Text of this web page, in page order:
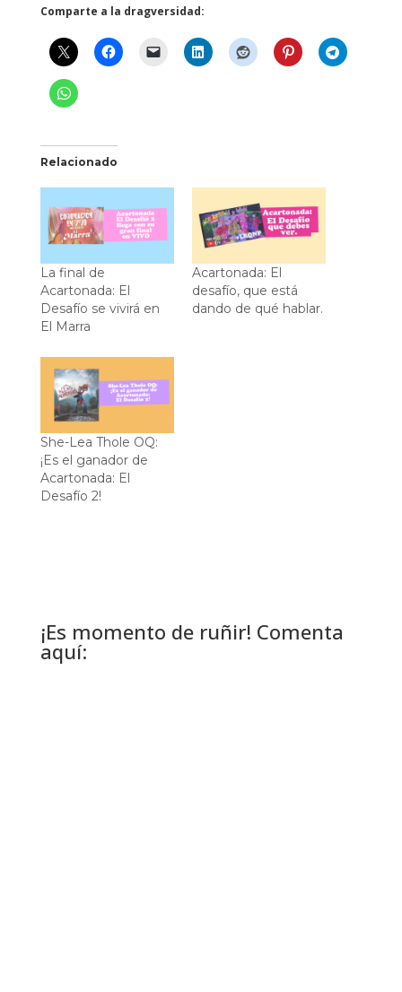
Comparte a la dragversidad:
Relacionado
La final de
Acartonada: El
Desafío se vivirá en
El Marra
Acartonada: El
desafío, que está
dando de qué hablar.
She-Lea Thole OQ:
¡Es el ganador de
Acartonada: El
Desafío 2!
¡Es momento de ruñir! Comenta
aquí: